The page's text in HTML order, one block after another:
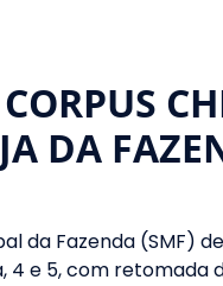
DA
da Fazenda (SMF)
e 5, com retomada